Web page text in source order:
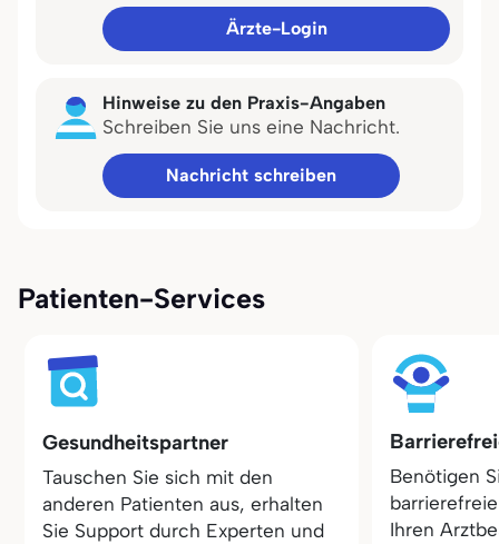
Ärzte-Login
Hinweise zu den Praxis-Angaben
Schreiben Sie uns eine Nachricht.
Nachricht schreiben
Patienten-Services
Gesundheitspartner
Tauschen Sie sich mit den
anderen Patienten aus, erhalten
Sie Support durch Experten und
Benötigen
Ihren